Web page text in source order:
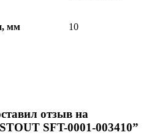
мм 10
отзыв на
SFT-0001-003410”